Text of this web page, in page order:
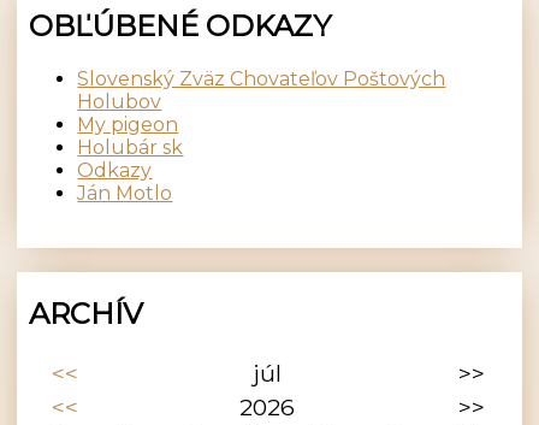
OBĽÚBENÉ ODKAZY
Slovenský Zväz Chovateľov Poštových
Holubov
My pigeon
Holubár sk
Odkazy
Ján Motlo
ARCHÍV
<< júl
>>
<<
2026
>>